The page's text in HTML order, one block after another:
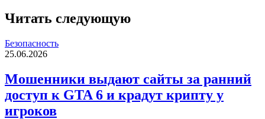
Читать следующую
Безопасность
25.06.2026
Мошенники выдают сайты за ранний
доступ к GTA 6 и крадут крипту у
игроков